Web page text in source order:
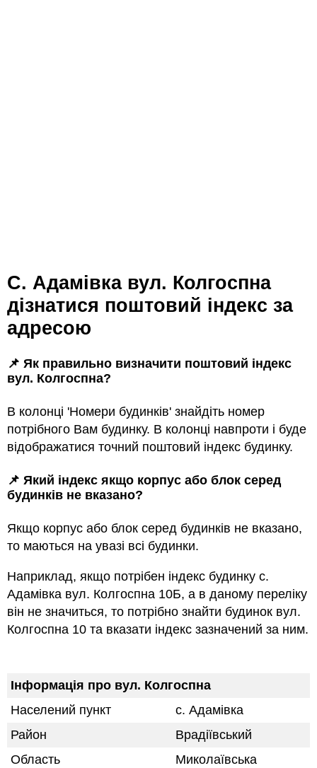
с. Адамівка вул. Колгоспна
дізнатися поштовий індекс за
адресою
📌 Як правильно визначити поштовий індекс
вул. Колгоспна?
В колонці 'Номери будинків' знайдіть номер
потрібного Вам будинку. В колонці навпроти і буде
відображатися точний поштовий індекс будинку.
📌 Який індекс якщо корпус або блок серед
будинкiв не вказано?
Якщо корпус або блок серед будинкiв не вказано,
то маються на увазi всi будинки.
Наприклад, якщо потрiбен індекс будинку с.
Адамівка вул. Колгоспна 10Б, а в даному переліку
він не значиться, то потрібно знайти будинок вул.
Колгоспна 10 та вказати індекс зазначений за ним.
Інформація про вул. Колгоспна
Населений пункт
с. Адамівка
Район
Врадіївський
Область
Миколаївська